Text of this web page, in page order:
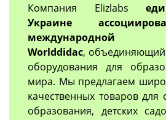
Компания Elizlabs
Украине
международной
Worlddidac, объединяющий
оборудования для
мира. Мы предлагаем
качественных товаров для
образования, детских